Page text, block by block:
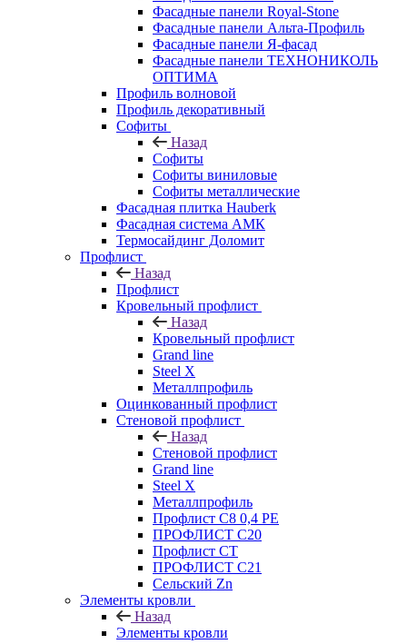
Фасадные панели Royal-Stone
Фасадные панели Альта-Профиль
Фасадные панели Я-фасад
Фасадные панели ТЕХНОНИКОЛЬ
ОПТИМА
Профиль волновой
Профиль декоративный
Софиты
Назад
Софиты
Софиты виниловые
Софиты металлические
Фасадная плитка Hauberk
Фасадная система АМК
Термосайдинг Доломит
Профлист
Назад
Профлист
Кровельный профлист
Назад
Кровельный профлист
Grand line
Steel X
Металлпрофиль
Оцинкованный профлист
Стеновой профлист
Назад
Стеновой профлист
Grand line
Steel X
Металлпрофиль
Профлист С8 0,4 РЕ
ПРОФЛИСТ С20
Профлист СТ
ПРОФЛИСТ С21
Сельский Zn
Элементы кровли
Назад
Элементы кровли